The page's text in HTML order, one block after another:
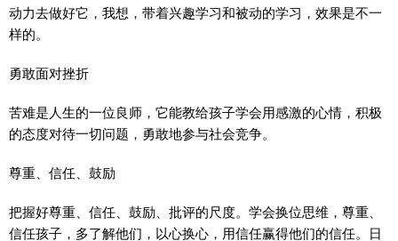
动力去做好它，我想，带着兴趣学习和被动的学习，效果是不一
样的。
勇敢面对挫折
苦难是人生的一位良师，它能教给孩子学会用感激的心情，积极
的态度对待一切问题，勇敢地参与社会竞争。
尊重、信任、鼓励
把握好尊重、信任、鼓励、批评的尺度。学会换位思维，尊重、
信任孩子，多了解他们，以心换心，用信任赢得他们的信任。日